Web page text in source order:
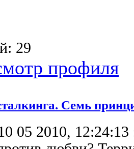
29
Семь
05 2010, 12:24:13